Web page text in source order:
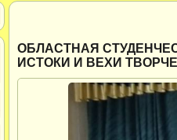
ОБЛАСТНАЯ
ИСТОКИ И ВЕХИ